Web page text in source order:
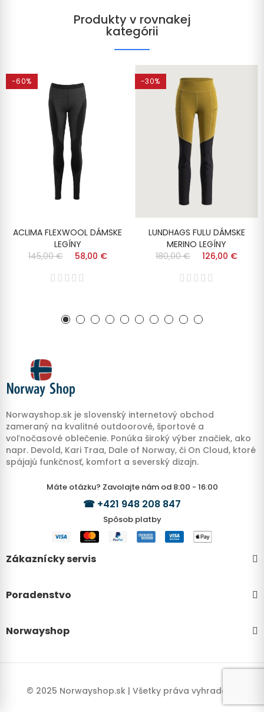
Produkty v rovnakej
kategórii
-60%
ACLIMA FLEXWOOL DÁMSKE
LEGÍNY
145,00 €
58,00 €
-30%
LUNDHAGS FULU DÁMSKE
MERINO LEGÍNY
180,00 €
126,00 €
Norwayshop.sk je slovenský internetový obchod
zameraný na kvalitné outdoorové, športové a
voľnočasové oblečenie. Ponúka široký výber značiek, ako
napr. Devold, Kari Traa, Dale of Norway, či On Cloud, ktoré
spájajú funkčnosť, komfort a severský dizajn.
Máte otázku? Zavolajte nám od 8:00 - 16:00
☎ +421 948 208 847
Spôsob platby
Zákaznícky servis
Poradenstvo
Norwayshop
© 2025 Norwayshop.sk | Všetky práva vyhradené